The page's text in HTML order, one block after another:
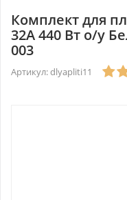
Комплект для
32А 440 Вт о/у
003
Артикул: dlyapliti11